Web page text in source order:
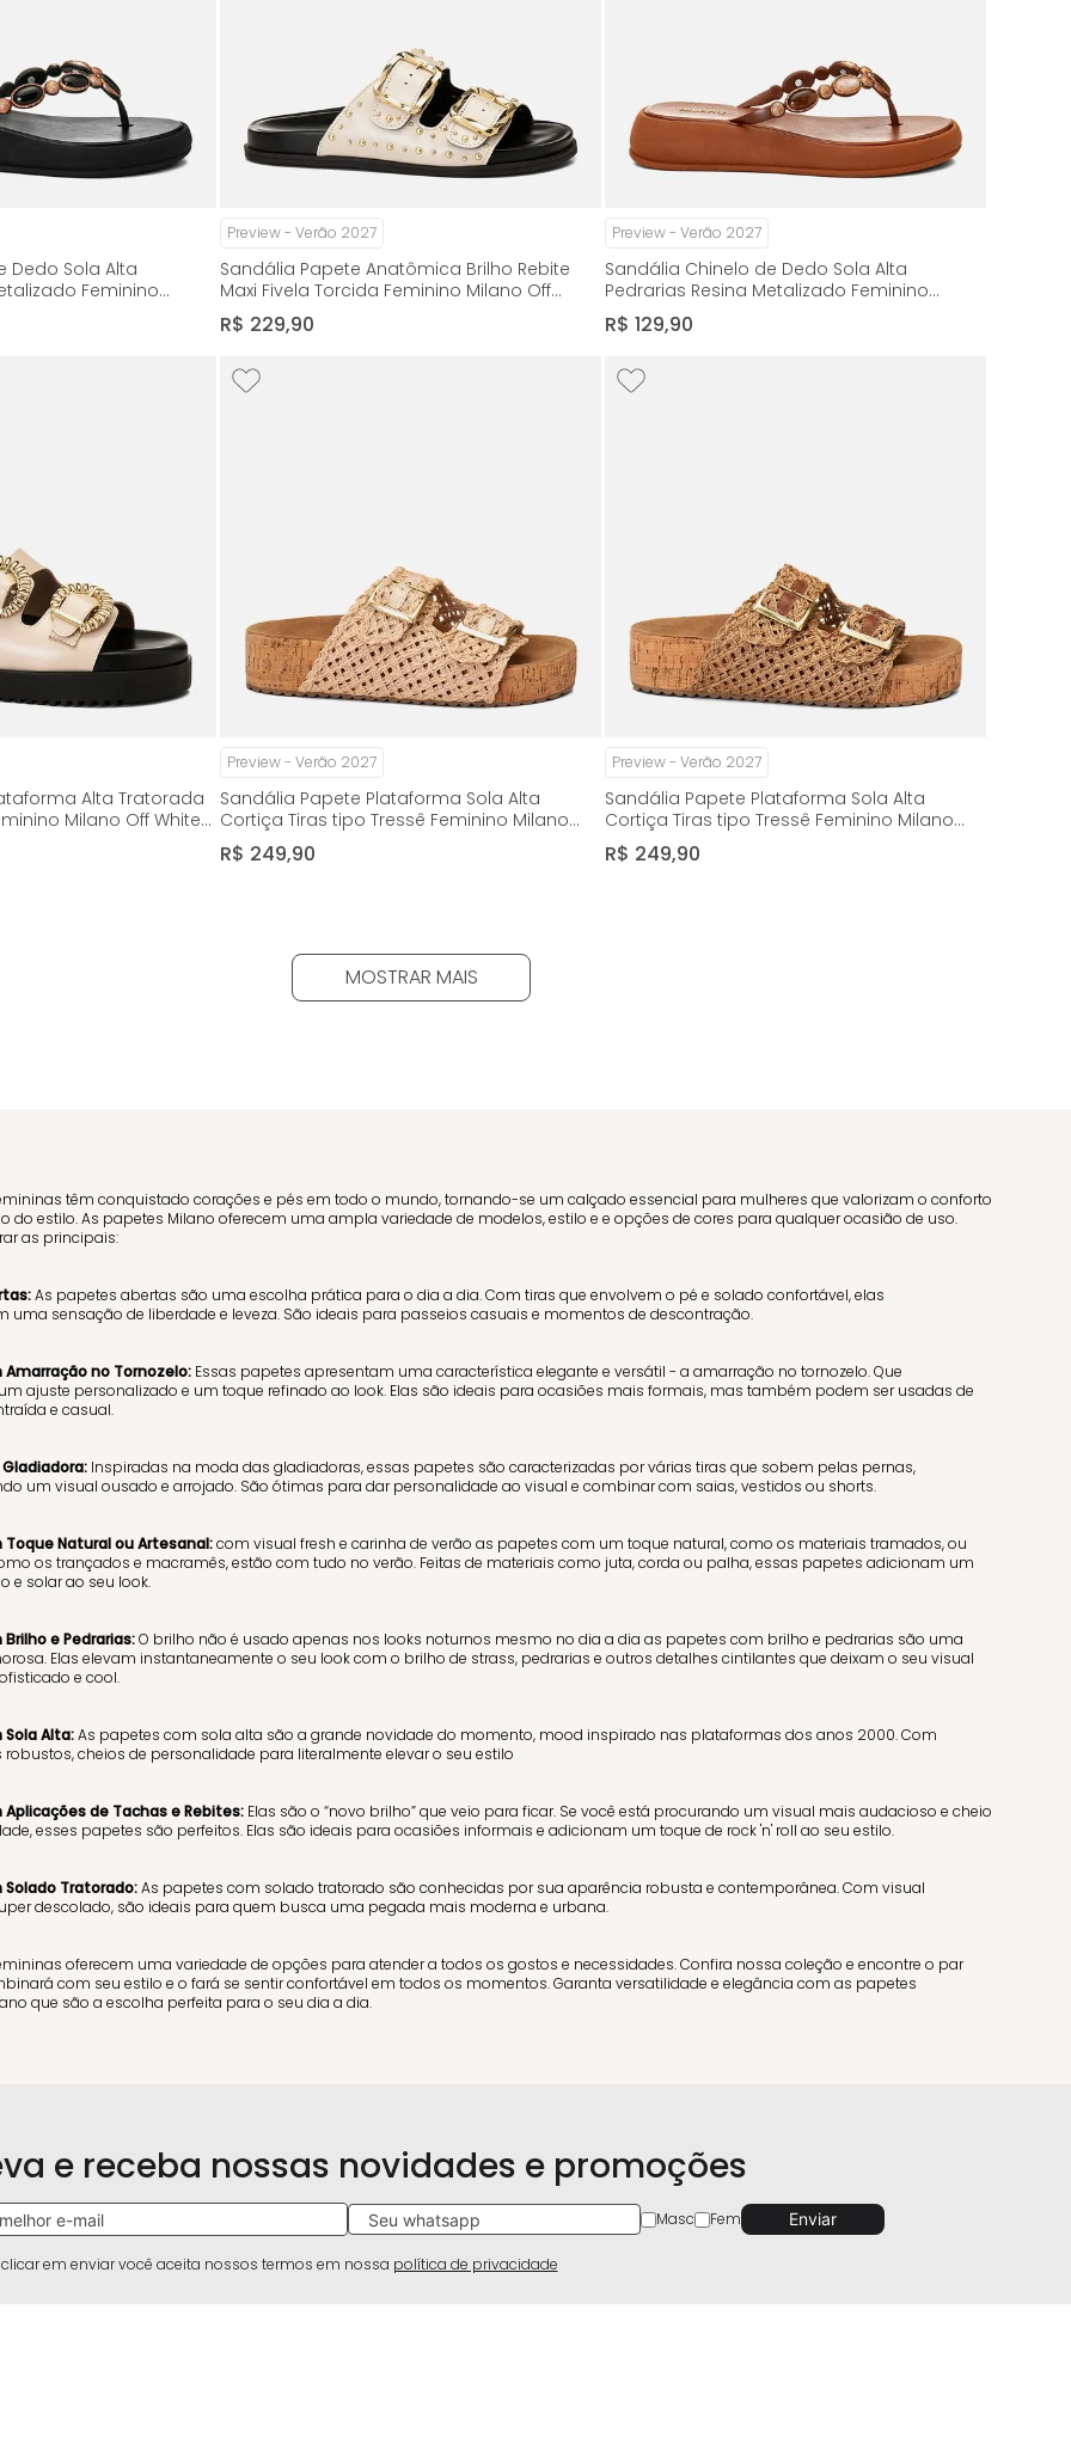
Dedo Sola Alta
Feminino
Preview - Verão 2027
Sandália Papete Anatômica Brilho Rebite
Maxi Fivela Torcida Feminino Milano Off
White 14965
R$ 229,90
Preview - Verão 2027
Sandália Chinelo de Dedo Sola Alta
Pedrarias Resina Metalizado Feminino
Milano Marrom 14986
R$ 129,90
Alta Tratorada
Milano Off White
Preview - Verão 2027
Sandália Papete Plataforma Sola Alta
Cortiça Tiras tipo Tressê Feminino Milano
Nude 14961
R$ 249,90
Preview - Verão 2027
Sandália Papete Plataforma Sola Alta
Cortiça Tiras tipo Tressê Feminino Milano
Bege 14961
R$ 249,90
MOSTRAR MAIS
têm conquistado corações e pés em todo o mundo, tornando-se um calçado essencial para mulheres que valorizam o conforto
do estilo. As papetes Milano oferecem uma ampla variedade de modelos, estilo e e opções de cores para qualquer ocasião de uso.
as principais:
As papetes abertas são uma escolha prática para o dia a dia. Com tiras que envolvem o pé e solado confortável, elas
uma sensação de liberdade e leveza. São ideais para passeios casuais e momentos de descontração.
no Tornozelo:Essas papetes apresentam uma característica elegante e versátil - a amarração no tornozelo. Que
ajuste personalizado e um toque refinado ao look. Elas são ideais para ocasiões mais formais, mas também podem ser usadas de
e casual.
Inspiradas na moda das gladiadoras, essas papetes são caracterizadas por várias tiras que sobem pelas pernas,
um visual ousado e arrojado. São ótimas para dar personalidade ao visual e combinar com saias, vestidos ou shorts.
Natural ou Artesanal:com visual fresh e carinha de verão as papetes com um toque natural, como os materiais tramados, ou
os trançados e macramês, estão com tudo no verão. Feitas de materiais como juta, corda ou palha, essas papetes adicionam um
e solar ao seu look.
e Pedrarias:O brilho não é usado apenas nos looks noturnos mesmo no dia a dia as papetes com brilho e pedrarias são uma
Elas elevam instantaneamente o seu look com o brilho de strass, pedrarias e outros detalhes cintilantes que deixam o seu visual
e cool.
Alta:As papetes com sola alta são a grande novidade do momento, mood inspirado nas plataformas dos anos 2000. Com
cheios de personalidade para literalmente elevar o seu estilo
de Tachas e Rebites:Elas são o “novo brilho” que veio para ficar. Se você está procurando um visual mais audacioso e cheio
esses papetes são perfeitos. Elas são ideais para ocasiões informais e adicionam um toque de rock 'n' roll ao seu estilo.
Tratorado:As papetes com solado tratorado são conhecidas por sua aparência robusta e contemporânea. Com visual
descolado, são ideais para quem busca uma pegada mais moderna e urbana.
oferecem uma variedade de opções para atender a todos os gostos e necessidades. Confira nossa coleção e encontre o par
com seu estilo e o fará se sentir confortável em todos os momentos. Garanta versatilidade e elegância com as papetes
que são a escolha perfeita para o seu dia a dia.
e receba nossas novidades e promoções
Masc Fem
em enviar você aceita nossos termos em nossa política de privacidade